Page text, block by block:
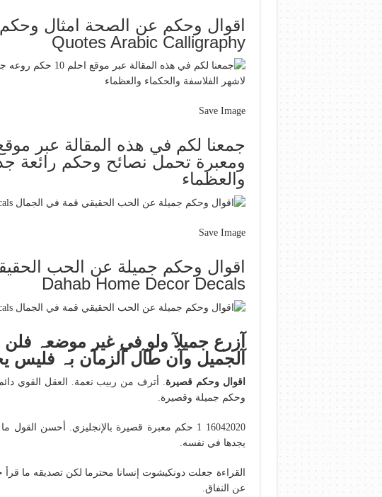
Quotes Arabic Calligraphy
Save Image
ومعبرة تحمل نصائح وحكم رائعة
والعظماء
Save Image
Dahab Home Decor Decals
آزرع جميلآ ولو في غير موضعہ فلن
آلجميل وآن طآل آلزمآن بہ فليس
اقوال وحكم قصيرة
وحكم جميلة وقصيرة.
16042020 1 حكم معبرة قصيرة بالإنجليزي. أحسن
يجدها في نفسه.
عن النفاق.